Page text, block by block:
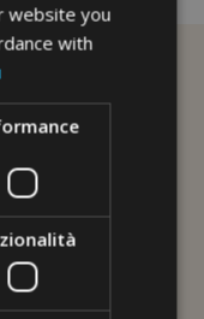
website you
with